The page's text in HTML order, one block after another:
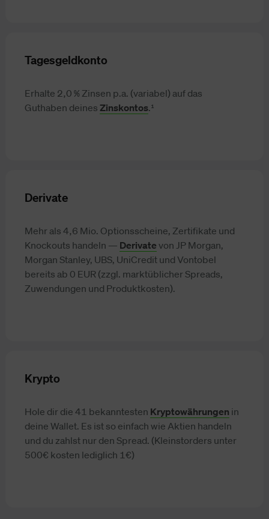
Tagesgeldkonto
Erhalte 2,0 % Zinsen p.a. (variabel) auf das
Guthaben deines Zinskontos.¹
Derivate
Mehr als 4,6 Mio. Optionsscheine, Zertifikate und
Knockouts handeln — Derivate von JP Morgan,
Morgan Stanley, UBS, UniCredit und Vontobel
bereits ab 0 EUR (zzgl. marktüblicher Spreads,
Zuwendungen und Produktkosten).
Krypto
Hole dir die 41 bekanntesten Kryptowährungen in
deine Wallet. Es ist so einfach wie Aktien handeln
und du zahlst nur den Spread. (Kleinstorders unter
500€ kosten lediglich 1€)